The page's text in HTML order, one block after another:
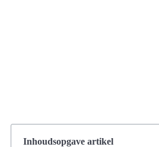
Inhoudsopgave artikel